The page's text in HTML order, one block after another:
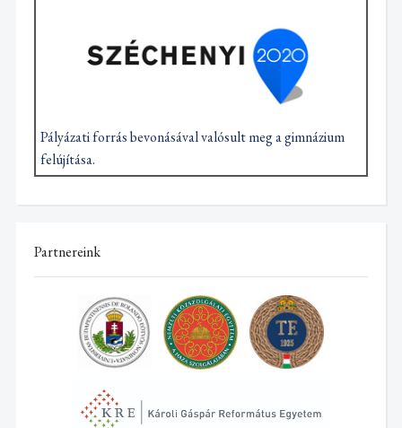
Pályázati forrás bevonásával valósult meg a gimnázium
felújítása.
Partnereink